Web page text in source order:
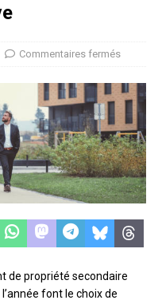
Commentaires fermés
de propriété secondaire
font le choix de